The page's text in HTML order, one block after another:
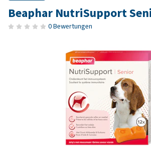
Beaphar NutriSupport
0 Bewertungen